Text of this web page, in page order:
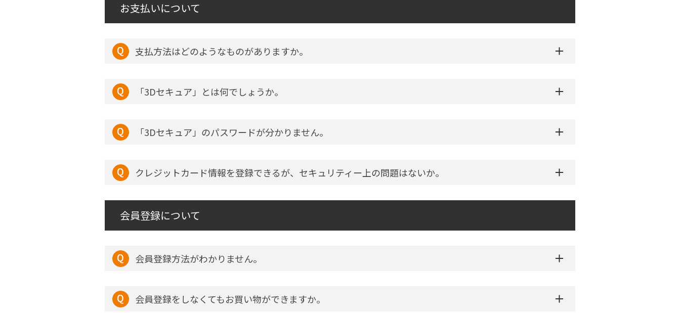
お支払いについて
支払方法はどのようなものがありますか。
「3Dセキュア」とは何でしょうか。
「3Dセキュア」のパスワードが分かりません。
クレジットカード情報を登録できるが、セキュリティー上の問題はないか。
会員登録について
会員登録方法がわかりません。
会員登録をしなくてもお買い物ができますか。